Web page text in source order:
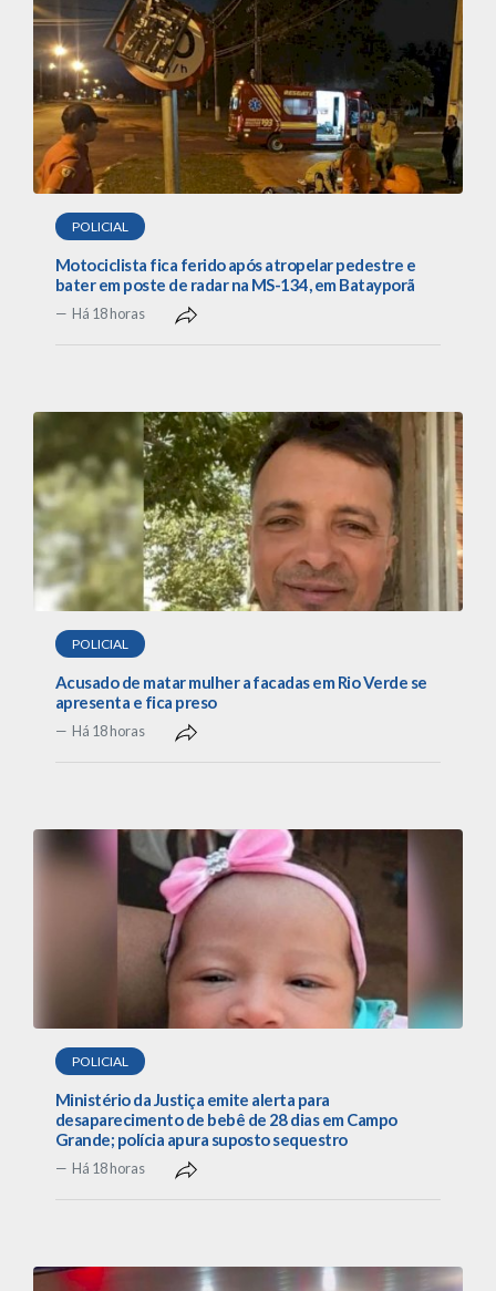
POLICIAL
Motociclista fica ferido após atropelar pedestre e
bater em poste de radar na MS-134, em Batayporã
Há 18 horas
POLICIAL
Acusado de matar mulher a facadas em Rio Verde se
apresenta e fica preso
Há 18 horas
POLICIAL
Ministério da Justiça emite alerta para
desaparecimento de bebê de 28 dias em Campo
Grande; polícia apura suposto sequestro
Há 18 horas